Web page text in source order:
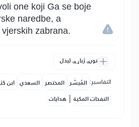
one koji Ga se boje
naredbe, a
zabrana.
نورې ژباړې لیدل
التفاسير: المُيسَّر المختصر السعدي ابن
النفحات المكية | هدايات